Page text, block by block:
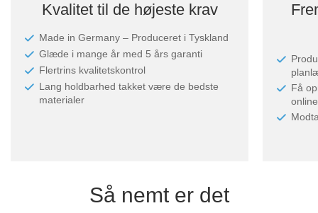
Kvalitet til de højeste krav
Made in Germany – Produceret i Tyskland
Glæde i mange år med 5 års garanti
Flertrins kvalitetskontrol
Lang holdbarhed takket være de bedste
materialer
Få
online
Så nemt er det